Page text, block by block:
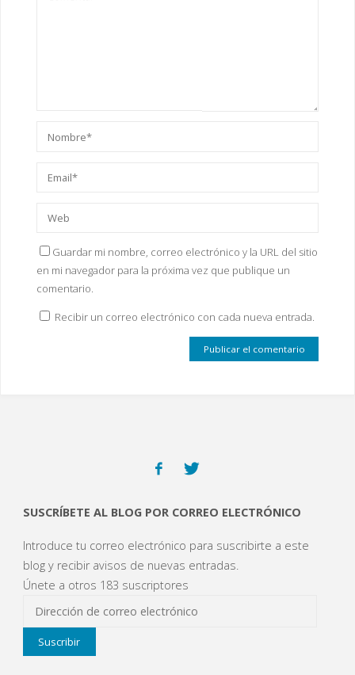
Guardar mi nombre, correo electrónico y la URL del sitio
en mi navegador para la próxima vez que publique un
comentario.
Recibir un correo electrónico con cada nueva entrada.
SUSCRÍBETE AL BLOG POR CORREO ELECTRÓNICO
Introduce tu correo electrónico para suscribirte a este
blog y recibir avisos de nuevas entradas.
Únete a otros 183 suscriptores
Dirección
de
correo
Suscribir